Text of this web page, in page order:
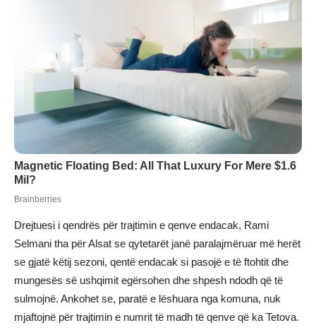
Drejtuesi i qendrës për trajtimin e qenve endacak, Rami
Selmani tha për Alsat se qytetarët janë paralajmëruar më herët
se gjatë këtij sezoni, qentë endacak si pasojë e të ftohtit dhe
mungesës së ushqimit egërsohen dhe shpesh ndodh që të
sulmojnë. Ankohet se, paratë e lëshuara nga komuna, nuk
mjaftojnë për trajtimin e numrit të madh të qenve që ka Tetova.